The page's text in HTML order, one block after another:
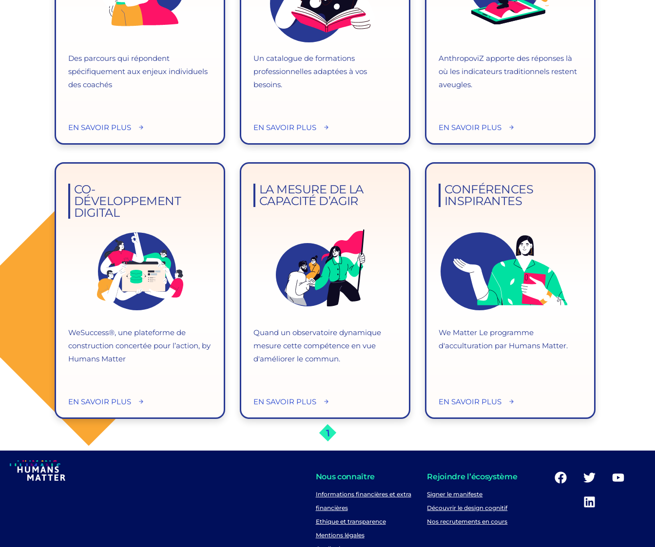
Des parcours qui répondent
spécifiquement aux enjeux individuels
des coachés
EN SAVOIR PLUS
Un catalogue de formations
professionnelles adaptées à vos
besoins.
EN SAVOIR PLUS
AnthropoviZ apporte des réponses là
où les indicateurs traditionnels restent
aveugles.
EN SAVOIR PLUS
CO-
DÉVELOPPEMENT
DIGITAL
WeSuccess®, une plateforme de
construction concertée pour l’action, by
Humans Matter
EN SAVOIR PLUS
LA MESURE DE LA
CAPACITÉ D’AGIR
Quand un observatoire dynamique
mesure cette compétence en vue
d'améliorer le commun.
EN SAVOIR PLUS
CONFÉRENCES
INSPIRANTES
We Matter Le programme
d'acculturation par Humans Matter.
EN SAVOIR PLUS
1
Nous connaître
Informations financières et extra
financières
Ethique et transparence
Mentions légales
Rejoindre l’écosystème
Signer le manifeste
Découvrir le design cognitif
Nos recrutements en cours